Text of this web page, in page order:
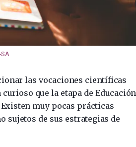
SA
las vocaciones científicas
que la etapa de Educación
muy pocas prácticas
sujetos de sus estrategias de